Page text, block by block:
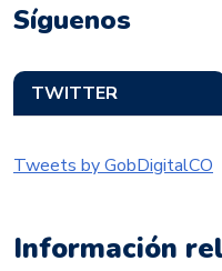
Síguenos
TWITTER
Tweets by GobDigitalCO
Información